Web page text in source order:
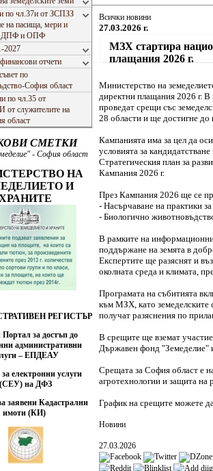
по чл.37и от ЗСПЗЗ
на пасища, мери и
ДПФ и ОПФ
2027
отчети
по
София област
по чл.35 от
служителите на
област
СМЕТКИ
- София област
НА
И
РЕГИСТЪР
за достъп до
административни
– ЕПДЕАУ
електронни услуги
(СЕУ) на ДФЗ
заявени Кадастрални
имоти (КИ)
Всички новини
27.03.2026 г.
МЗХ стартира
плащания 2026 г.
Министерство на
директни плащания 2026 г.
проведат срещи със
28 области и ще достигне до
Кампанията има за цел да
условията за
Стратегическия план за
Кампания 2026 г.
През Кампания 2026 ще се
- Насърчаване на практики
- Биологично
В рамките на
поддържане на земята в
Експертите ще разяснят и
околната среда и климата,
Програмата на събитията
към МЗХ, като земеделските
получат разяснения по
В срещите ще вземат
Държавен фонд "Земеделие"
Срещата за София област е
агротехнологии и защита
График на срещите можете
Новини
27.03.2026